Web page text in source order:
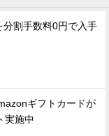
分割手数料0円で入手
ギフトカードが
実施中